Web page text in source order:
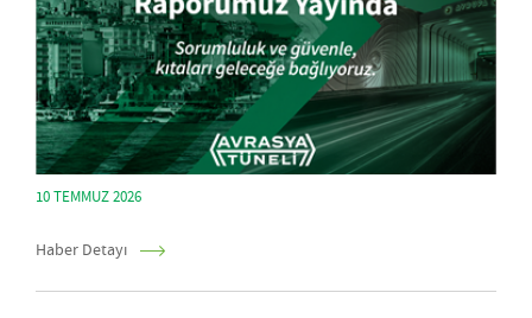
10 TEMMUZ 2026
Haber Detayı